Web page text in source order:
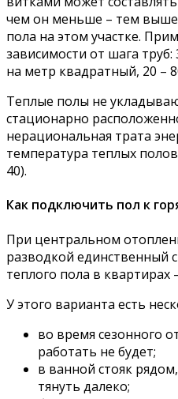
чем он меньше – тем
пола на этом участке.
зависимости от шага
на метр квадратный, 20 –
Теплые полы не
стационарно
нерациональная трата
температура теплых
40).
Как подключить пол к
При центральном
разводкой единственный
теплого пола в квартирах
У этого варианта есть
во время сезонного
работать не будет;
в ванной стояк
тянуть далеко;